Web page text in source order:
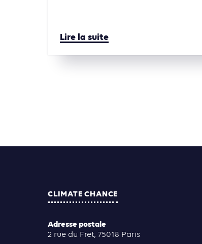
Lire la suite
CLIMATE CHANCE
Adresse postale
2 rue du Fret, 75018 Paris